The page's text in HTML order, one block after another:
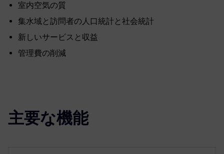
室内空気の質
集水域と訪問者の人口統計と社会統計
新しいサービスと収益
管理費の削減
主要な機能